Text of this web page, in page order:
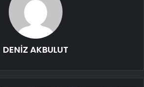
DENİZ AKBULUT